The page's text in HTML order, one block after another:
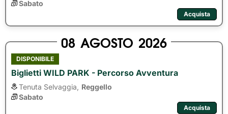
Sabato
Acquista
08 AGOSTO 2026
DISPONIBILE
Biglietti WILD PARK - Percorso Avventura
Tenuta Selvaggia,
Reggello
Sabato
Acquista